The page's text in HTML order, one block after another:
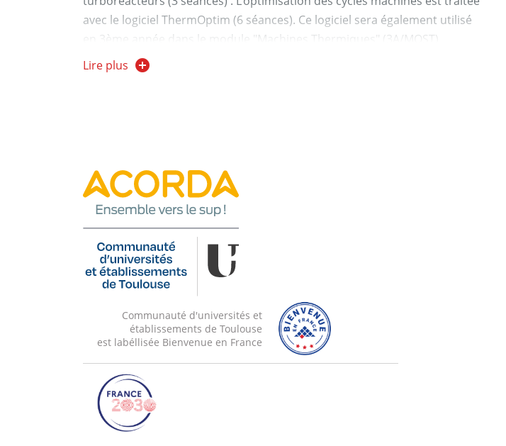
avec le logiciel ThermOptim (6 séances). Ce logiciel sera également utilisé
en 3ème année dans le module "Machines Thermiques" (3A/MOST)
plus large sur la base des règles de similitude et de l’utilisation des collines
de rendement.
Lire plus
Communauté d'universités et
établissements de Toulouse
est labéllisée Bienvenue en France